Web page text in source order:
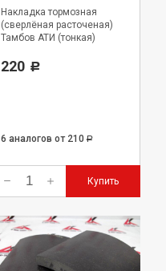
Накладка тормозная
(сверлёная расточеная)
Тамбов АТИ (тонкая)
220 Р
6 аналогов от 210 Р
Купить